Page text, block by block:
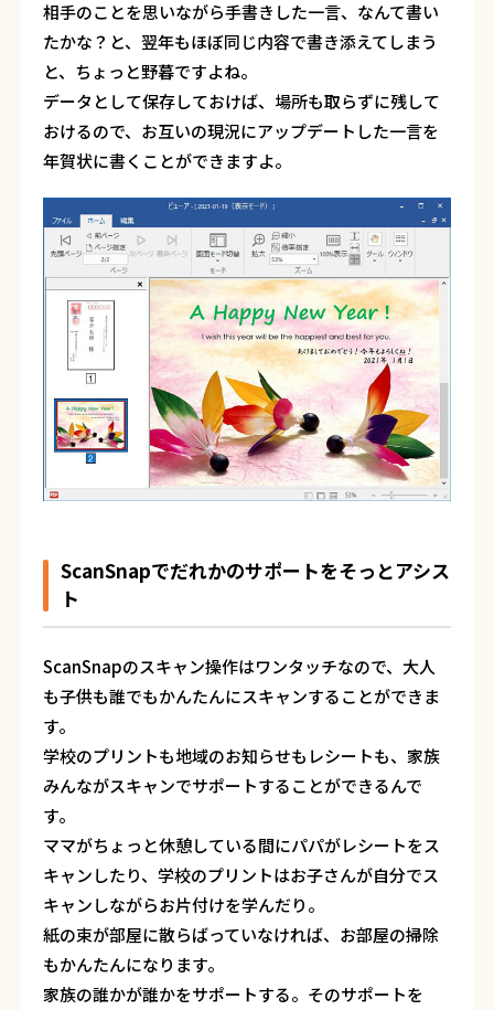
相手のことを思いながら手書きした一言、なんて書い
たかな？と、翌年もほぼ同じ内容で書き添えてしまう
と、ちょっと野暮ですよね。
データとして保存しておけば、場所も取らずに残して
おけるので、お互いの現況にアップデートした一言を
年賀状に書くことができますよ。
ScanSnapでだれかのサポートをそっとアシス
ト
ScanSnapのスキャン操作はワンタッチなので、大人
も子供も誰でもかんたんにスキャンすることができま
す。
学校のプリントも地域のお知らせもレシートも、家族
みんながスキャンでサポートすることができるんで
す。
ママがちょっと休憩している間にパパがレシートをス
キャンしたり、学校のプリントはお子さんが自分でス
キャンしながらお片付けを学んだり。
紙の束が部屋に散らばっていなければ、お部屋の掃除
もかんたんになります。
家族の誰かが誰かをサポートする。そのサポートを